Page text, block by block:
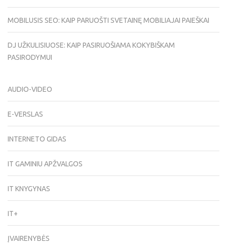
MOBILUSIS SEO: KAIP PARUOŠTI SVETAINĘ MOBILIAJAI PAIEŠKAI
DJ UŽKULISIUOSE: KAIP PASIRUOŠIAMA KOKYBIŠKAM
PASIRODYMUI
AUDIO-VIDEO
E-VERSLAS
INTERNETO GIDAS
IT GAMINIU APŽVALGOS
IT KNYGYNAS
IT+
ĮVAIRENYBĖS